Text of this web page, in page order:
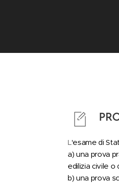
L'esame di
a) una prova
edilizia civile o
b) una prova